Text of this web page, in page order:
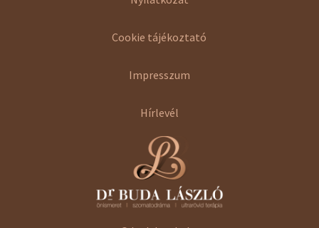
Cookie tájékoztató
Impresszum
Hírlevél